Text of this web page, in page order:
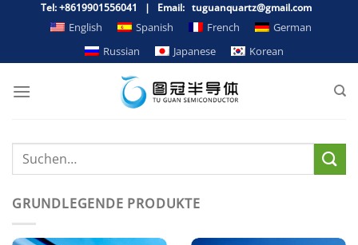
Tel: +8619901556041 | Email: tuguanquartz@gmail.com
English Spanish French
German
Russian
Japanese Korean
GRUNDLEGENDE PRODUKTE